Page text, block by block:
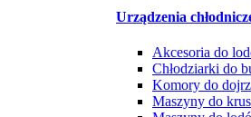
Urządzenia
Akcesoria do
Chłodziarki do
Komory do
Maszyny do